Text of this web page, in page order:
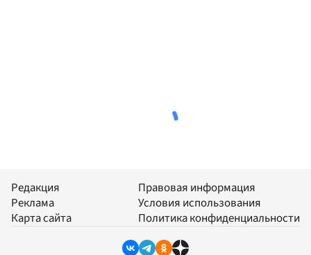
Редакция
Реклама
Карта сайта
Правовая информация
Условия использования
Политика конфиденциальности